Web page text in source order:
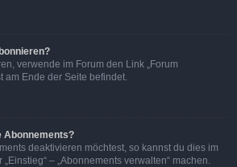
verwende im Forum den Link „Forum
am Ende der Seite befindet.
Abonnements?
deaktivieren möchtest, so kannst du dies im
– „Abonnements verwalten“ machen.